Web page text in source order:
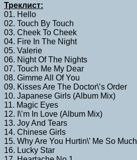
Треклист:
01. Hello
02. Touch By Touch
03. Cheek To Cheek
04. Fire In The Night
05. Valerie
06. Night Of The Nights
07. Touch Me My Dear
08. Gimme All Of You
09. Kisses Are The Doctor\’s Order
10. Japanese Girls (Album Mix)
11. Magic Eyes
12. I\’m In Love (Album Mix)
13. Joy And Tears
14. Chinese Girls
15. Why Are You Hurtin\’ Me So Much
16. Lucky Star